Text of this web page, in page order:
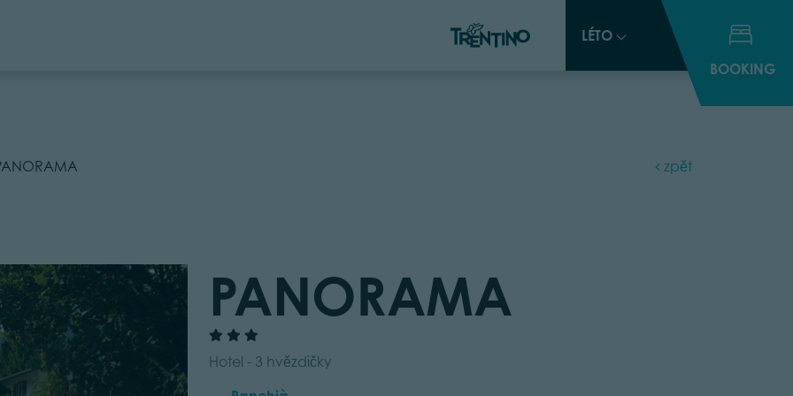
LÉTO
BOOKING
LÉTO
BOOKING
zpět
PANORAMA
Hotel - 3 hvězdičky